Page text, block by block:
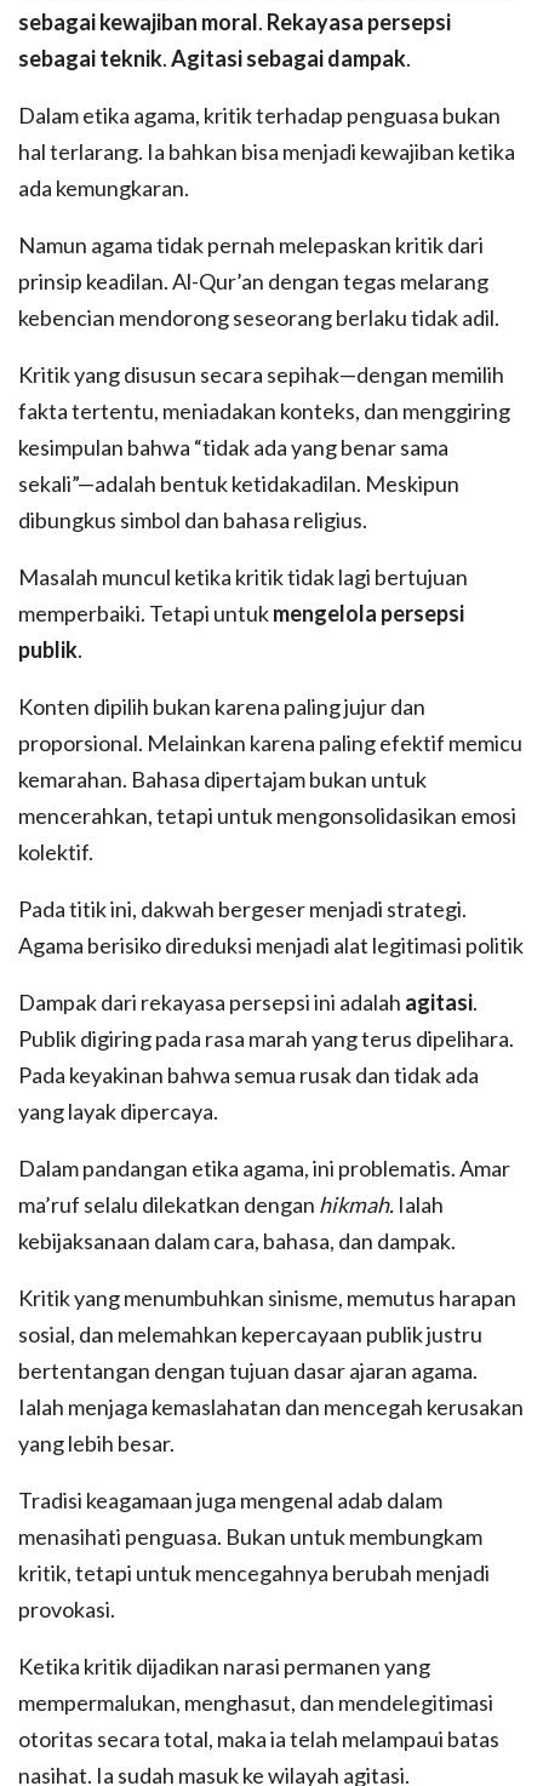
sebagai kewajiban moral. Rekayasa persepsi
sebagai teknik.Agitasi sebagai dampak.
Dalam etika agama, kritik terhadap penguasa bukan
hal terlarang. Ia bahkan bisa menjadi kewajiban ketika
ada kemungkaran.
Namun agama tidak pernah melepaskan kritik dari
prinsip keadilan. Al-Qur’an dengan tegas melarang
kebencian mendorong seseorang berlaku tidak adil.
Kritik yang disusun secara sepihak—dengan memilih
fakta tertentu, meniadakan konteks, dan menggiring
kesimpulan bahwa “tidak ada yang benar sama
sekali”—adalah bentuk ketidakadilan. Meskipun
dibungkus simbol dan bahasa religius.
Masalah muncul ketika kritik tidak lagi bertujuan
memperbaiki. Tetapi untukmengelola persepsi
publik.
Konten dipilih bukan karena paling jujur dan
proporsional. Melainkan karena paling efektif memicu
kemarahan. Bahasa dipertajam bukan untuk
mencerahkan, tetapi untuk mengonsolidasikan emosi
kolektif.
Pada titik ini, dakwah bergeser menjadi strategi.
Agama berisiko direduksi menjadi alat legitimasi politik
Dampak dari rekayasa persepsi ini adalah agitasi.
Publik digiring pada rasa marah yang terus dipelihara.
Pada keyakinan bahwa semua rusak dan tidak ada
yang layak dipercaya.
Dalam pandangan etika agama, ini problematis. Amar
ma’ruf selalu dilekatkan dengan hikmah. Ialah
kebijaksanaan dalam cara, bahasa, dan dampak.
Kritik yang menumbuhkan sinisme, memutus harapan
sosial, dan melemahkan kepercayaan publik justru
bertentangan dengan tujuan dasar ajaran agama.
Ialah menjaga kemaslahatan dan mencegah kerusakan
yang lebih besar.
Tradisi keagamaan juga mengenal adab dalam
menasihati penguasa. Bukan untuk membungkam
kritik, tetapi untuk mencegahnya berubah menjadi
provokasi.
Ketika kritik dijadikan narasi permanen yang
mempermalukan, menghasut, dan mendelegitimasi
otoritas secara total, maka ia telah melampaui batas
nasihat. Ia sudah masuk ke wilayah agitasi.